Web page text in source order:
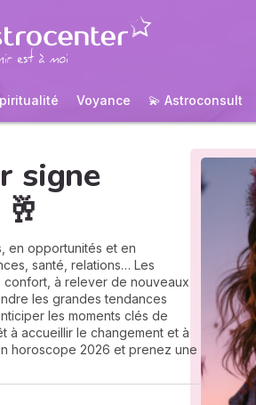
Voyance 💫 Astroconsult
signe
en opportunités et en
santé, relations… Les
confort, à relever de nouveaux
les grandes tendances
les moments clés de
à accueillir le changement et à
horoscope 2026 et prenez une